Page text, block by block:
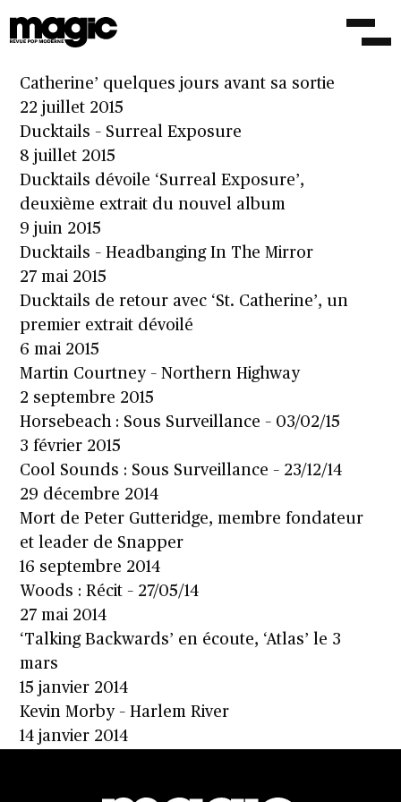
23 novembre 2015
Catherine’ quelques jours avant sa sortie
22 juillet 2015
Ducktails – Surreal Exposure
8 juillet 2015
Ducktails dévoile ‘Surreal Exposure’,
deuxième extrait du nouvel album
9 juin 2015
Ducktails – Headbanging In The Mirror
27 mai 2015
Ducktails de retour avec ‘St. Catherine’, un
premier extrait dévoilé
6 mai 2015
Martin Courtney – Northern Highway
2 septembre 2015
Horsebeach : Sous Surveillance – 03/02/15
3 février 2015
Cool Sounds : Sous Surveillance – 23/12/14
29 décembre 2014
Mort de Peter Gutteridge, membre fondateur
et leader de Snapper
16 septembre 2014
Woods : Récit – 27/05/14
27 mai 2014
‘Talking Backwards’ en écoute, ‘Atlas’ le 3
mars
15 janvier 2014
Kevin Morby – Harlem River
14 janvier 2014